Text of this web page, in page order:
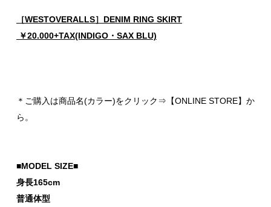
［WESTOVERALLS］DENIM RING SKIRT
￥20.000+TAX(INDIGO・SAX BLU)
＊ご購入は商品名(カラー)をクリック⇒【ONLINE STORE】か
ら。
■MODEL SIZE■
身長165cm
普通体型